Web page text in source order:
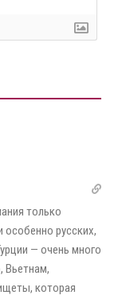
только
особенно русских,
— очень много
Вьетнам,
которая